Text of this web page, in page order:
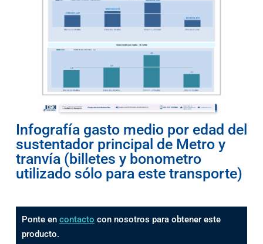
Infografía gasto medio por edad del
sustentador principal de Metro y
tranvía (billetes y bonometro
utilizado sólo para este transporte)
Ponte en contacto con nosotros para obtener este
producto.